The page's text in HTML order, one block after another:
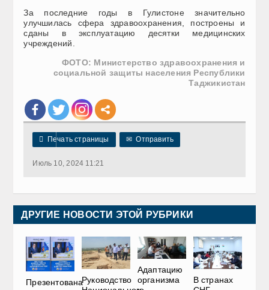
За последние годы в Гулистоне значительно
улучшилась сфера здравоохранения, построены и
сданы в эксплуатацию десятки медицинских
учреждений.
ФОТО: Министерство здравоохранения и
социальной защиты населения Республики
Таджикистан
 Печать страницы ✉ Отправить
Июль 10, 2024 11:21
ДРУГИЕ НОВОСТИ ЭТОЙ РУБРИКИ
ПрезентованаРуководство
Адаптацию
организма
В странах